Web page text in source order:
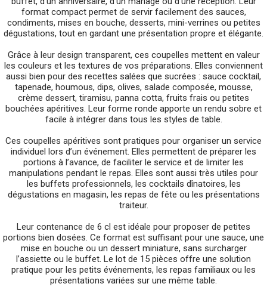
format compact permet de servir facilement des sauces,
condiments, mises en bouche, desserts, mini-verrines ou petites
dégustations, tout en gardant une présentation propre et élégante.
Grâce à leur design transparent, ces coupelles mettent en valeur
les couleurs et les textures de vos préparations. Elles conviennent
aussi bien pour des recettes salées que sucrées : sauce cocktail,
tapenade, houmous, dips, olives, salade composée, mousse,
crème dessert, tiramisu, panna cotta, fruits frais ou petites
bouchées apéritives. Leur forme ronde apporte un rendu sobre et
facile à intégrer dans tous les styles de table.
Ces coupelles apéritives sont pratiques pour organiser un service
individuel lors d’un événement. Elles permettent de préparer les
portions à l’avance, de faciliter le service et de limiter les
manipulations pendant le repas. Elles sont aussi très utiles pour
les buffets professionnels, les cocktails dînatoires, les
dégustations en magasin, les repas de fête ou les présentations
traiteur.
Leur contenance de 6 cl est idéale pour proposer de petites
portions bien dosées. Ce format est suffisant pour une sauce, une
mise en bouche ou un dessert miniature, sans surcharger
l’assiette ou le buffet. Le lot de 15 pièces offre une solution
pratique pour les petits événements, les repas familiaux ou les
présentations variées sur une même table.